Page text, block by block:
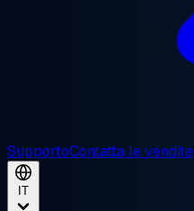
SupportoContatta le vendite
IT